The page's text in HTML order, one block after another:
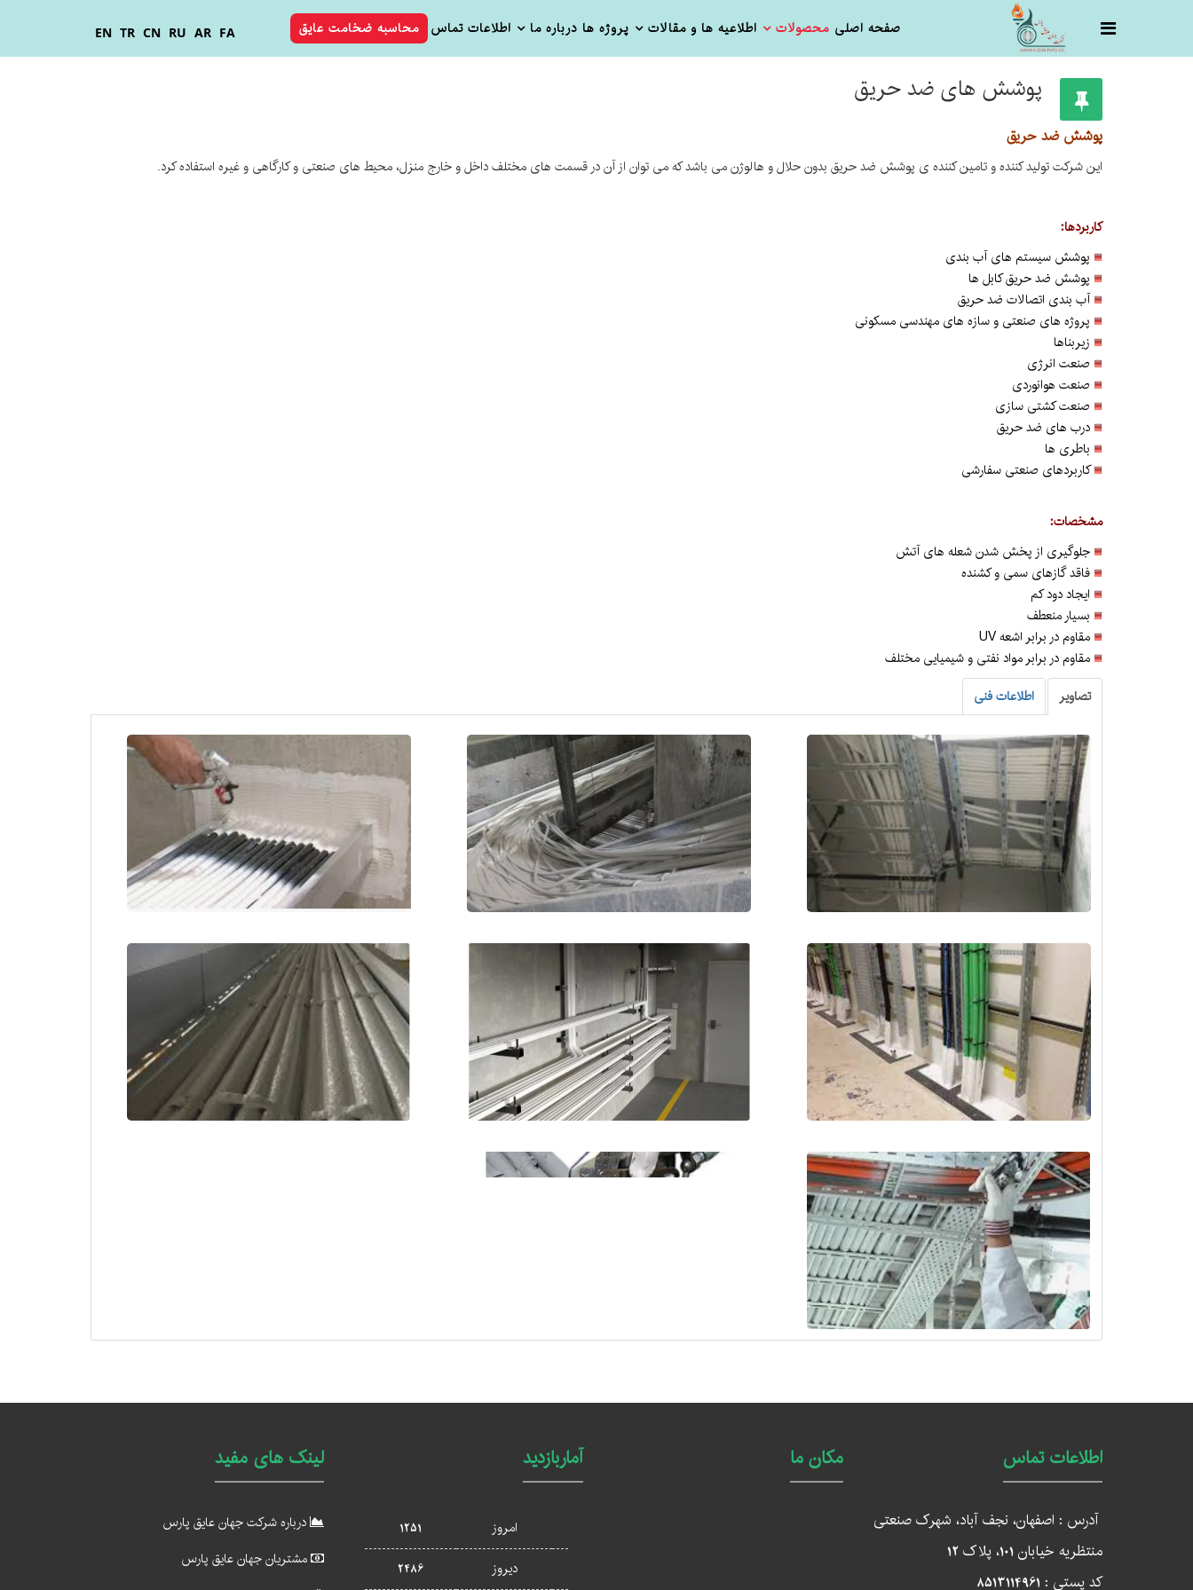
صفحه اصلی محصولات اطلاعیه ها و مقالات پروژه ها درباره ما اطلاعات تماس محاسبه ضخامت عایق FA
AR
RU
CN
TR
EN
پوشش های ضد حریق
پوشش ضد حریق
این شرکت تولید کننده و تامین کننده ی پوشش ضد حریق بدون حلال و هالوژن می باشد که می توان از آن در قسمت های مختلف داخل و خارج منزل، محیط های صنعتی و کارگاهی و غیره استفاده کرد.
کاربردها:
پوشش سیستم های آب بندی
پوشش ضد حریق کابل ها
آب بندی اتصالات ضد حریق
پروژه های صنعتی و سازه های مهندسی مسکونی
زیربناها
صنعت انرژی
صنعت هوانوردی
صنعت کشتی سازی
درب های ضد حریق
باطری ها
کاربردهای صنعتی سفارشی
مشخصات:
جلوگیری از پخش شدن شعله های آتش
فاقد گازهای سمی و کشنده
ایجاد دود کم
بسیار منعطف
مقاوم در برابر اشعه UV
مقاوم در برابر مواد نفتی و شیمیایی مختلف
تصاویر
اطلاعات فنی
اطلاعات تماس
آدرس : اصفهان، نجف آباد، شهرک صنعتی
منتظریه خیابان101، پلاک 12
کد پستی : 8513114961
مکان ما آماربازدید
امروز
1251
دیروز
2486
لینک های مفید
درباره شرکت جهان عایق پارس
مشتریان جهان عایق پارس